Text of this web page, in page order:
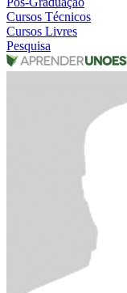
Cursos Técnicos
Cursos Livres
Pesquisa